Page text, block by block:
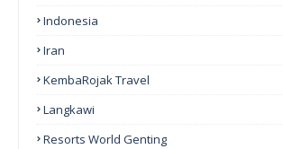
Indonesia
Iran
KembaRojak Travel
Langkawi
Resorts World Genting